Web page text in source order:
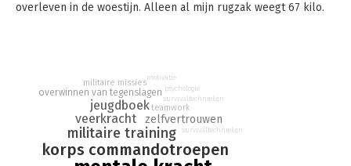
overleven in de woestijn. Alleen al mijn rugzak weegt 67 kilo.
Van een kleine jongen op het speciaal onderwijs tot aan
spannende commandomissies. In Missie Mentale Kracht volg je
de reis van Dai Carter, die tien jaar bij het Korps
Commandotroepen diende, de special forces van de
Koninklijke Landmacht.
korps commandotroepen
militaire training
veerkracht
jeugdboek
zelfvertrouwen
overwinnen van tegenslagen
teamwork
militaire missies
survivaltechnieken
motivatie
psychologie
survivaltechnieken